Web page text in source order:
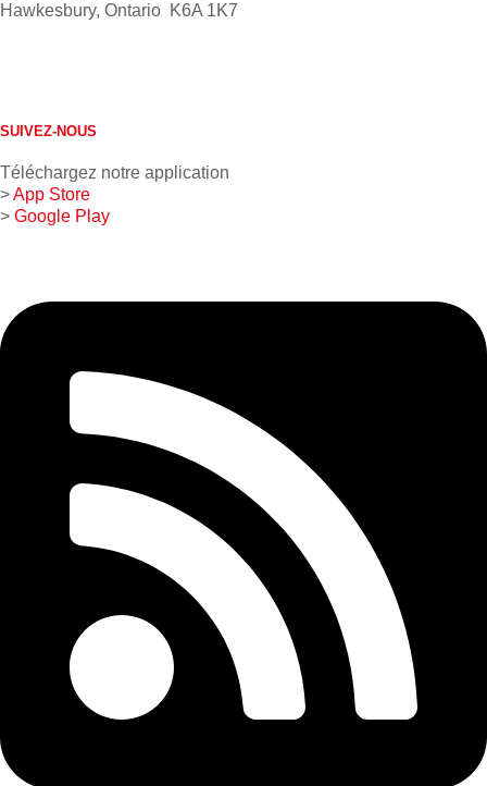
Hawkesbury, Ontario K6A 1K7
SUIVEZ-NOUS
Téléchargez notre application
>App Store
> Google Play